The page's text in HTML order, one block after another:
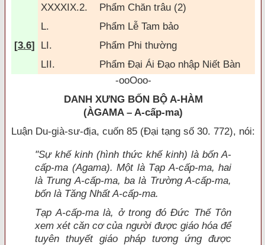
XXXXIX.2.
Phẩm Chăn trâu (2)
L.
Phẩm Lễ Tam bảo
[3.6] LI.
Phẩm Phi thường
LII.
Phẩm Đại Ái Đạo nhập Niết Bàn
-ooOoo-
DANH XƯNG BỐN BỘ A-HÀM
(ÀGAMA – A-cấp-ma)
Luận Du-già-sư-địa, cuốn 85 (Đại tạng số 30. 772), nói:
"Sự khế kinh (hình thức khế kinh) là bốn A-
cấp-ma (Agama). Một là Tạp A-cấp-ma, hai
là Trung A-cấp-ma, ba là Trường A-cấp-ma,
bốn là Tăng Nhất A-cấp-ma.
Tạp A-cấp-ma là, ở trong đó Đức Thế Tôn
xem xét căn cơ của người được giáo hóa để
tuyên thuyết giáo pháp tương ứng được